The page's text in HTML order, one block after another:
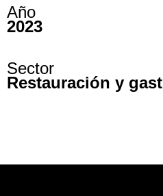
Año
2023
Sector
Restauración y